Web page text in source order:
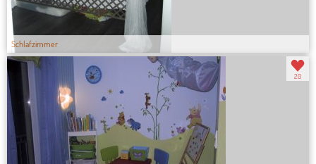
Schlafzimmer
20